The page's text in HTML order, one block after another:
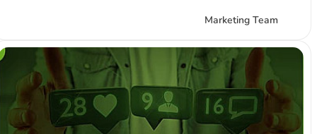
Marketing Team